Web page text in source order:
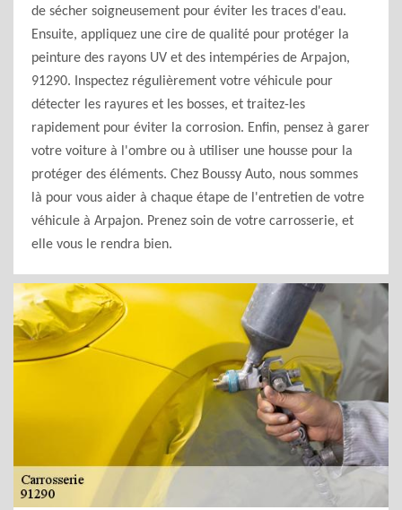
de sécher soigneusement pour éviter les traces d'eau.
Ensuite, appliquez une cire de qualité pour protéger la
peinture des rayons UV et des intempéries de Arpajon,
91290. Inspectez régulièrement votre véhicule pour
détecter les rayures et les bosses, et traitez-les
rapidement pour éviter la corrosion. Enfin, pensez à garer
votre voiture à l'ombre ou à utiliser une housse pour la
protéger des éléments. Chez Boussy Auto, nous sommes
là pour vous aider à chaque étape de l'entretien de votre
véhicule à Arpajon. Prenez soin de votre carrosserie, et
elle vous le rendra bien.